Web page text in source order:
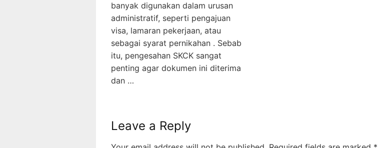
banyak digunakan dalam urusan
administratif, seperti pengajuan
visa, lamaran pekerjaan, atau
sebagai syarat pernikahan . Sebab
itu, pengesahan SKCK sangat
penting agar dokumen ini diterima
dan …
Leave a Reply